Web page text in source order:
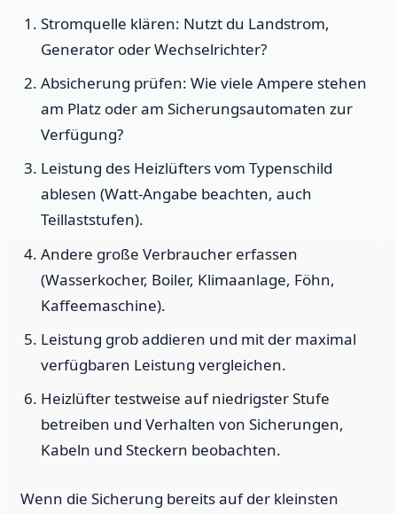
Stromquelle klären: Nutzt du Landstrom,
Generator oder Wechselrichter?
Absicherung prüfen: Wie viele Ampere stehen
am Platz oder am Sicherungsautomaten zur
Verfügung?
Leistung des Heizlüfters vom Typenschild
ablesen (Watt-Angabe beachten, auch
Teillaststufen).
Andere große Verbraucher erfassen
(Wasserkocher, Boiler, Klimaanlage, Föhn,
Kaffeemaschine).
Leistung grob addieren und mit der maximal
verfügbaren Leistung vergleichen.
Heizlüfter testweise auf niedrigster Stufe
betreiben und Verhalten von Sicherungen,
Kabeln und Steckern beobachten.
Wenn die Sicherung bereits auf der kleinsten